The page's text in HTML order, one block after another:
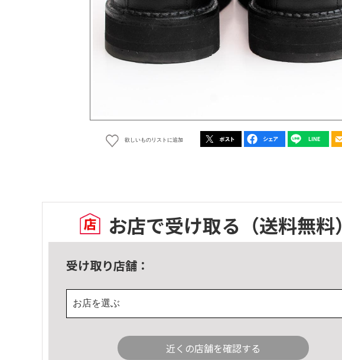
欲しいものリストに追加
お店で受け取る （送料無料）
受け取り店舗：
お店を選ぶ
近くの店舗を確認する